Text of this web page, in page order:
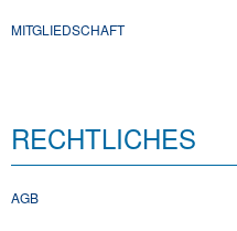
MITGLIEDSCHAFT
RECHTLICHES
AGB